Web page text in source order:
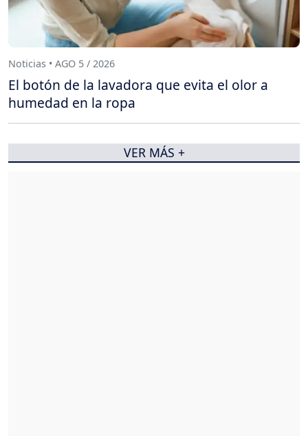
Noticias • AGO 5 / 2026
El botón de la lavadora que evita el olor a
humedad en la ropa
VER MÁS +